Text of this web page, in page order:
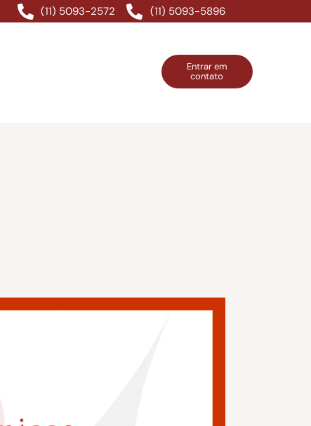
(11) 5093-2572 (11) 5093-5896
Entrar em
contato